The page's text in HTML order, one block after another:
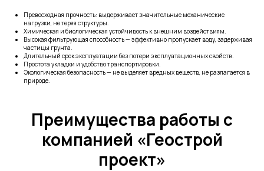
Превосходная прочность: выдерживает значительные механические
нагрузки, не теряя структуры.
Химическая и биологическая устойчивость к внешним воздействиям.
Высокая фильтрующая способность — эффективно пропускает воду, задерживая
частицы грунта.
Длительный срок эксплуатации без потери эксплуатационных свойств.
Простота укладки и удобство транспортировки.
Экологическая безопасность — не выделяет вредных веществ, не разлагается в
природе.
Преимущества работы с
компанией «Геострой
проект»